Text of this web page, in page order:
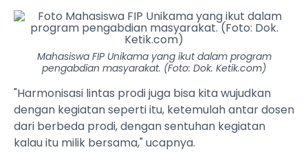
Mahasiswa FIP Unikama yang ikut dalam program
pengabdian masyarakat. (Foto: Dok. Ketik.com)
"Harmonisasi lintas prodi juga bisa kita wujudkan
dengan kegiatan seperti itu, ketemulah antar dosen
dari berbeda prodi, dengan sentuhan kegiatan
kalau itu milik bersama," ucapnya.